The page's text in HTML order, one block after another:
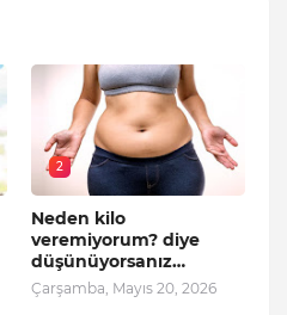
2
Neden kilo
veremiyorum? diye
düşünüyorsanız…
Çarşamba, Mayıs 20, 2026